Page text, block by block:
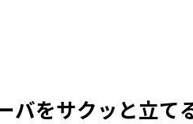
バをサクッと立て